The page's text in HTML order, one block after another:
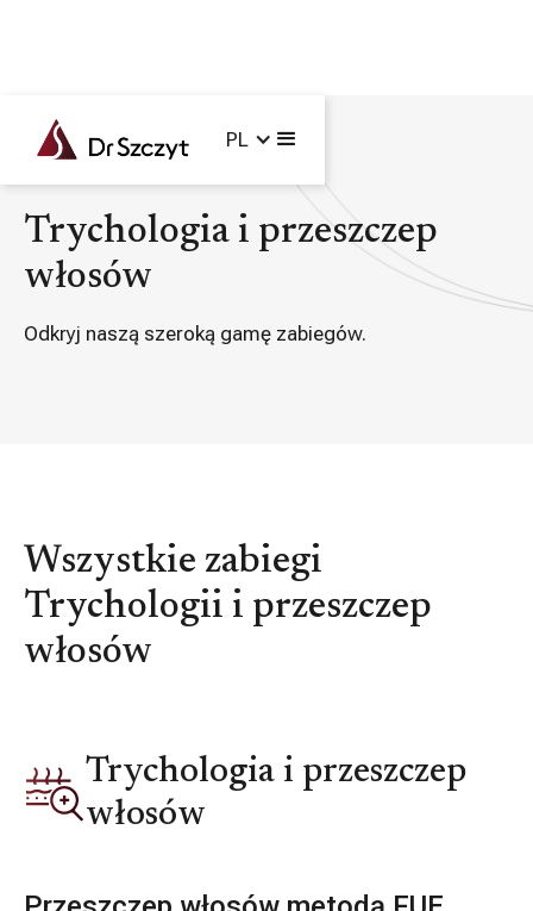
PL
Główna / Zabiegi /Trychologia i przeszczep włosów
Trychologia i przeszczep
włosów
Odkryj naszą szeroką gamę zabiegów.
Wszystkie zabiegi
Trychologii i przeszczep
włosów
Trychologia i przeszczep
włosów